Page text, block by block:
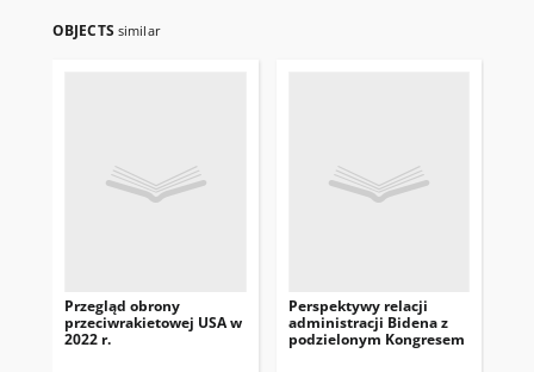
OBJECTS similar
Przegląd obrony
przeciwrakietowej USA w
2022 r.
Perspektywy relacji
administracji Bidena z
podzielonym Kongresem